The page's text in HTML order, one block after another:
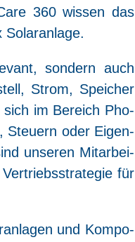
360 wis­sen das
Solaranlage.
son­dern auch
Strom, Spei­cher
sich im Bereich Pho­
Steu­ern oder Eigen­
unse­ren Mit­ar­bei­
für
und Kom­po­